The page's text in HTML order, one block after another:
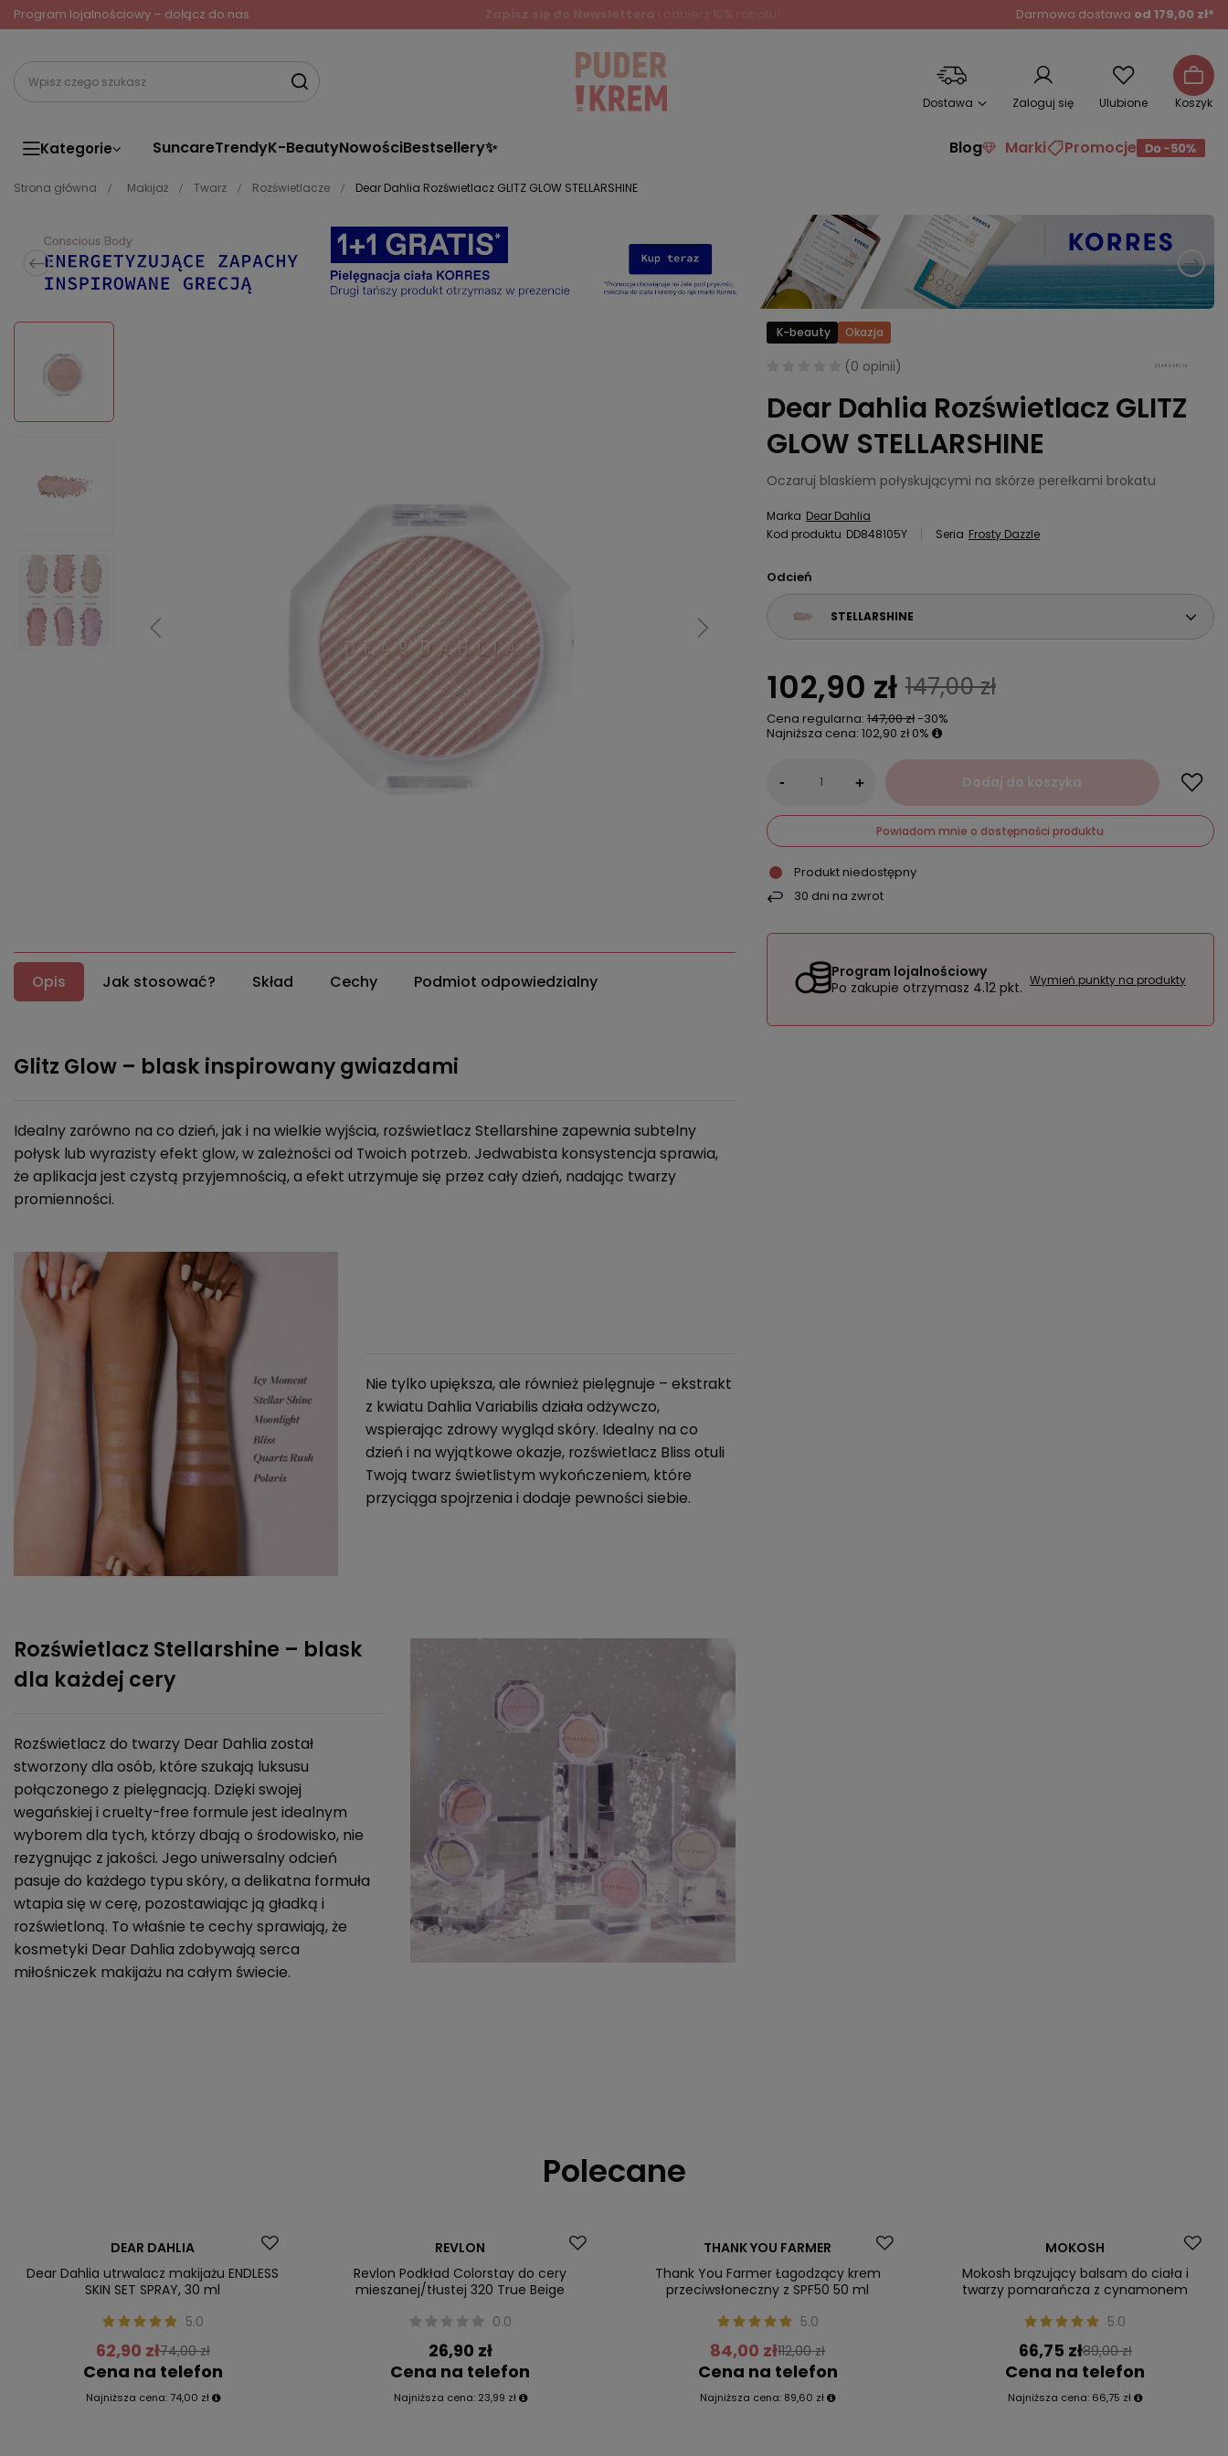
Program lojalnościowy – dołącz do nas Darmowa dostawa od 179,00 zł*
Dostawa Zaloguj się Ulubione Koszyk
Kategorie SuncareTrendyK-BeautyNowościBestsellery✨ Blog Marki Promocje
Strona główna Makijaż Twarz Rozświetlacze Dear Dahlia Rozświetlacz GLITZ GLOW STELLARSHINE
Opis Jak stosować? Skład Cechy Podmiot odpowiedzialny
Glitz Glow – blask inspirowany gwiazdami
Idealny zarówno na co dzień, jak i na wielkie wyjścia, rozświetlacz Stellarshine zapewnia subtelny
połysk lub wyrazisty efekt glow, w zależności od Twoich potrzeb. Jedwabista konsystencja sprawia,
że aplikacja jest czystą przyjemnością, a efekt utrzymuje się przez cały dzień, nadając twarzy
promienności.
Nie tylko upiększa, ale również pielęgnuje – ekstrakt
z kwiatu Dahlia Variabilis działa odżywczo,
wspierając zdrowy wygląd skóry. Idealny na co
dzień i na wyjątkowe okazje, rozświetlacz Bliss otuli
Twoją twarz świetlistym wykończeniem, które
przyciąga spojrzenia i dodaje pewności siebie.
Rozświetlacz Stellarshine – blask
dla każdej cery
Rozświetlacz do twarzy Dear Dahlia został
stworzony dla osób, które szukają luksusu
połączonego z pielęgnacją. Dzięki swojej
wegańskiej i cruelty-free formule jest idealnym
wyborem dla tych, którzy dbają o środowisko, nie
rezygnując z jakości. Jego uniwersalny odcień
pasuje do każdego typu skóry, a delikatna formuła
wtapia się w cerę, pozostawiając ją gładką i
rozświetloną. To właśnie te cechy sprawiają, że
kosmetyki Dear Dahlia zdobywają serca
miłośniczek makijażu na całym świecie.
K-beauty Okazja
(0 opinii)
Dear Dahlia Rozświetlacz GLITZ
GLOW STELLARSHINE
Oczaruj blaskiem połyskującymi na skórze perełkami brokatu
Marka Dear Dahlia
Kod produktu DD848105Y Seria Frosty Dazzle
Odcień
STELLARSHINE
102,90 zł 147,00 zł
Cena regularna: 147,00 zł-30%
Najniższa cena: 102,90 zł 0%
- + Dodaj do koszyka
Powiadom mnie o dostępności produktu
Produkt niedostępny
30 dni na zwrot
Program lojalnościowy
Po zakupie otrzymasz 4.12 pkt. Wymień punkty na produkty
Polecane
DEAR DAHLIA
Dear Dahlia utrwalacz makijażu ENDLESS
SKIN SET SPRAY, 30 ml
5.0
62,90 zł74,00 zł
Cena na telefon
Najniższa cena: 74,00 zł
REVLON
Revlon Podkład Colorstay do cery
mieszanej/tłustej 320 True Beige
0.0
26,90 zł
Cena na telefon
Najniższa cena: 23,99 zł
THANK YOU FARMER
Thank You Farmer Łagodzący krem
przeciwsłoneczny z SPF50 50 ml
5.0
84,00 zł112,00 zł
Cena na telefon
Najniższa cena: 89,60 zł
MOKOSH
Mokosh brązujący balsam do ciała i
twarzy pomarańcza z cynamonem
5.0
66,75 zł89,00 zł
Cena na telefon
Najniższa cena: 66,75 zł